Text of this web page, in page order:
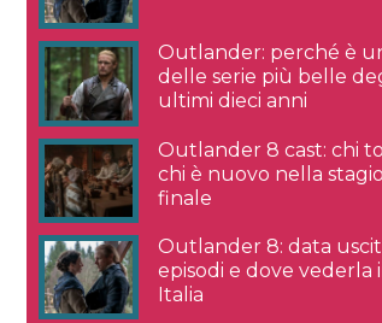
Outlander: perché è
delle serie più belle
ultimi dieci anni
Outlander 8 cast: chi
chi è nuovo nella
finale
Outlander 8: data
episodi e dove vederla
Italia